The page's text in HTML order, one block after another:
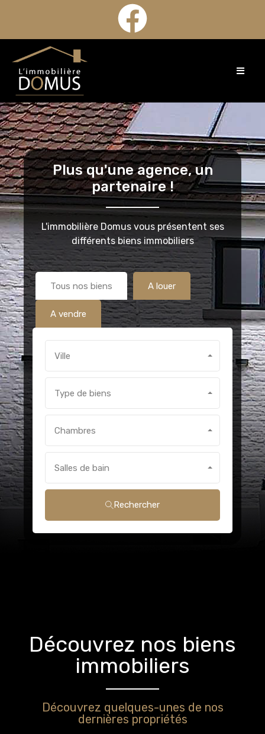
Plus qu'une agence, un
partenaire !
L'immobilière Domus vous présentent ses
différents biens immobiliers
Tous nos biens A louer
A vendre
Ville
Type de biens
Chambres
Salles de bain
Rechercher
Découvrez nos biens
immobiliers
Découvrez quelques-unes de nos
dernières propriétés